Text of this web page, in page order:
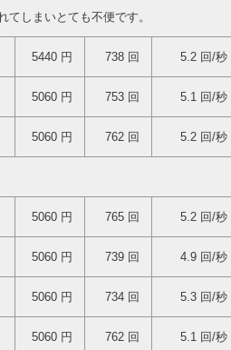
てしまいとても不便です。
5440 円 738 回 5.2 回/秒
5060 円 753 回 5.1 回/秒
5060 円 762 回 5.2 回/秒
5060 円 765 回 5.2 回/秒
5060 円 739 回 4.9 回/秒
5060 円 734 回 5.3 回/秒
5060 円 762 回 5.1 回/秒